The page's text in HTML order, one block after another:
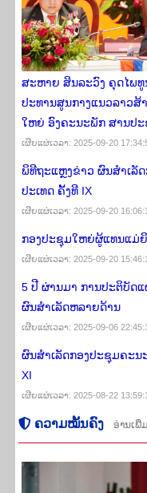
ສະຫາຍ ສິນລະວົງ ຄຸດໄພທູ
ປະທານສູນກາງແນວລາວສ້
ໃຫຍ່ ອົງ​ຄະ​ນະ​ພັກ ສານ​ປ
ເຜີຍ​ແຜ່​ເວ​ລາ: 2025-09-20
ພິທີຖະແຫຼງຂ່າວ ຜົນສໍາເລັ
ປະເທດ ຄັ້ງທີ IX
ເຜີຍ​ແຜ່​ເວ​ລາ: 2025-09-20
ກອງປະຊຸມໃຫຍ່ຜູ້ແທນແມ່​
ເຜີຍ​ແຜ່​ເວ​ລາ: 2025-09-20
5 ປີ ຜ່ານມາ ການປະຕິບັດ
ຜົນສຳເລັດຫລາຍດ້ານ
ເຜີຍ​ແຜ່​ເວ​ລາ: 2025-09-06
ຜົນສຳເລັດກອງປະຊຸມຄະນ
XI
ເຜີຍ​ແຜ່​ເວ​ລາ: 2025-08-22
ຄວາມ​ໝັ້ນ​ຄົງ ອ່ານເພີ່ມ